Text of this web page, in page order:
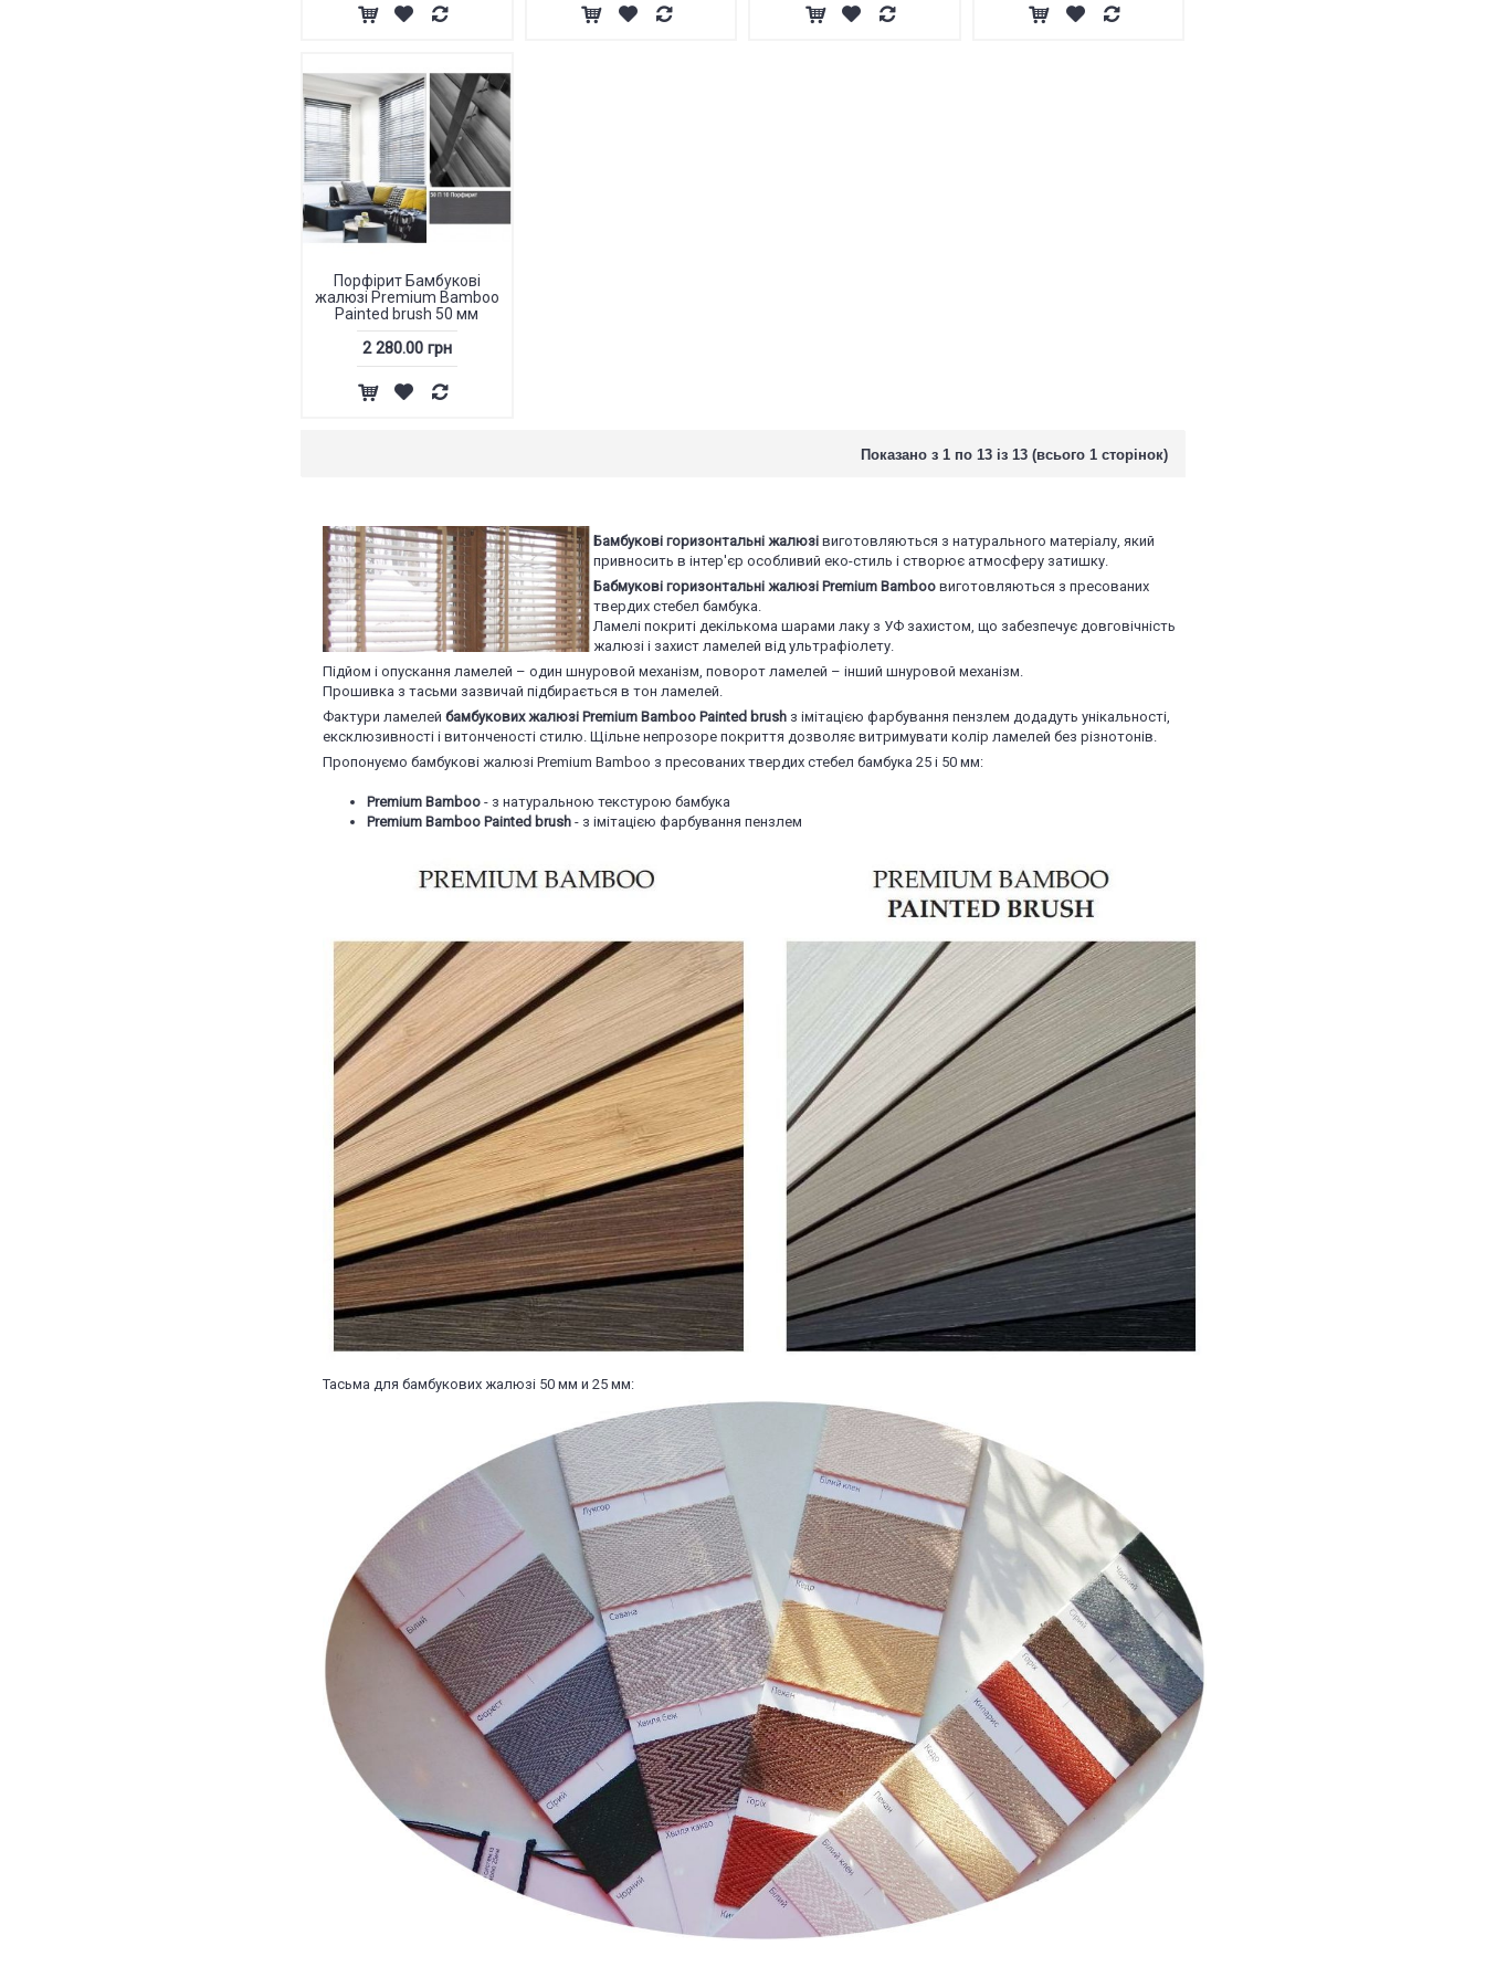
Порфірит Бамбукові
жалюзі Premium Bamboo
Painted brush 50 мм
2 280.00 грн
Показано з 1 по 13 із 13 (всього 1 сторінок)
Бамбукові горизонтальні жалюзі виготовляються з натурального матеріалу, який
привносить в інтер'єр особливий еко-стиль і створює атмосферу затишку.
Бабмукові горизонтальні жалюзі Premium Bambooвиготовляються з пресованих
твердих стебел бамбука.
Ламелі покриті декількома шарами лаку з УФ захистом, що забезпечує довговічність
жалюзі і захист ламелей від ультрафіолету.
Підйом і опускання ламелей – один шнуровой механізм, поворот ламелей – інший шнуровой механізм.
Прошивка з тасьми зазвичай підбирається в тон ламелей.
Фактури ламелей бамбукових жалюзі Premium Bamboo Painted brush з імітацією фарбування пензлем додадуть унікальності,
ексклюзивності і витонченості стилю. Щільне непрозоре покриття дозволяє витримувати колір ламелей без різнотонів.
Пропонуємо бамбукові жалюзі Premium Bamboo з пресованих твердих стебел бамбука 25 і 50 мм:
Premium Bamboo - з натуральною текстурою бамбука
Premium Bamboo Painted brush - з імітацією фарбування пензлем
Тасьма для бамбукових жалюзі 50 мм и 25 мм: